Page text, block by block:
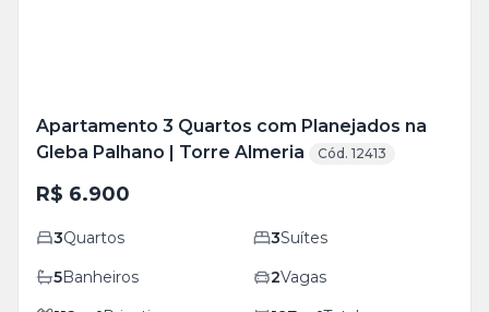
Apartamento 3 Quartos com Planejados na
Gleba Palhano | Torre Almeria
Cód. 12413
R$ 6.900
3Quartos 3Suítes
5Banheiros 2Vagas